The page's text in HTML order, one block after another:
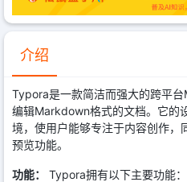
介绍
Typora是一款简洁而强大的跨平
编辑Markdown格式的文档。它的
境，使用户能够专注于内容创作
预览功能。
功能： Typora拥有以下主要功能：